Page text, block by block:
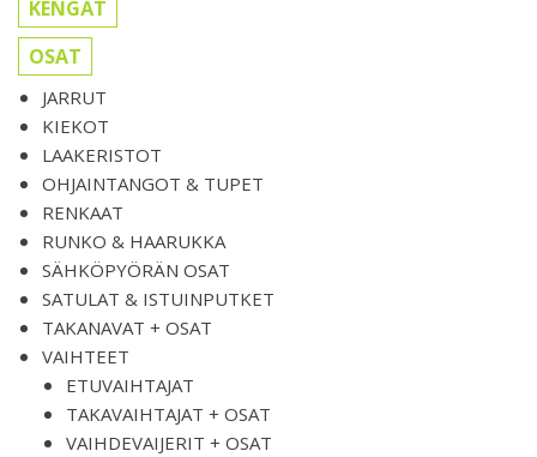
KENGÄT
OSAT
JARRUT
KIEKOT
LAAKERISTOT
OHJAINTANGOT & TUPET
RENKAAT
RUNKO & HAARUKKA
SÄHKÖPYÖRÄN OSAT
SATULAT & ISTUINPUTKET
TAKANAVAT + OSAT
VAIHTEET
ETUVAIHTAJAT
TAKAVAIHTAJAT + OSAT
VAIHDEVAIJERIT + OSAT